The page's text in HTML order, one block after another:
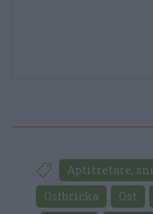
Aptitretare,
Ostbricka
Ost